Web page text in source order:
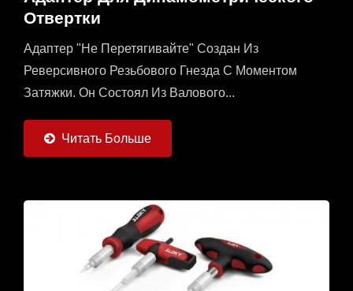
Отвертки
Адаптер "Не Перетягивайте" Создан Из
Реверсивного Резьбового Гнезда С Моментом
Затяжки. Он Состоял Из Валового...
Читать Больше